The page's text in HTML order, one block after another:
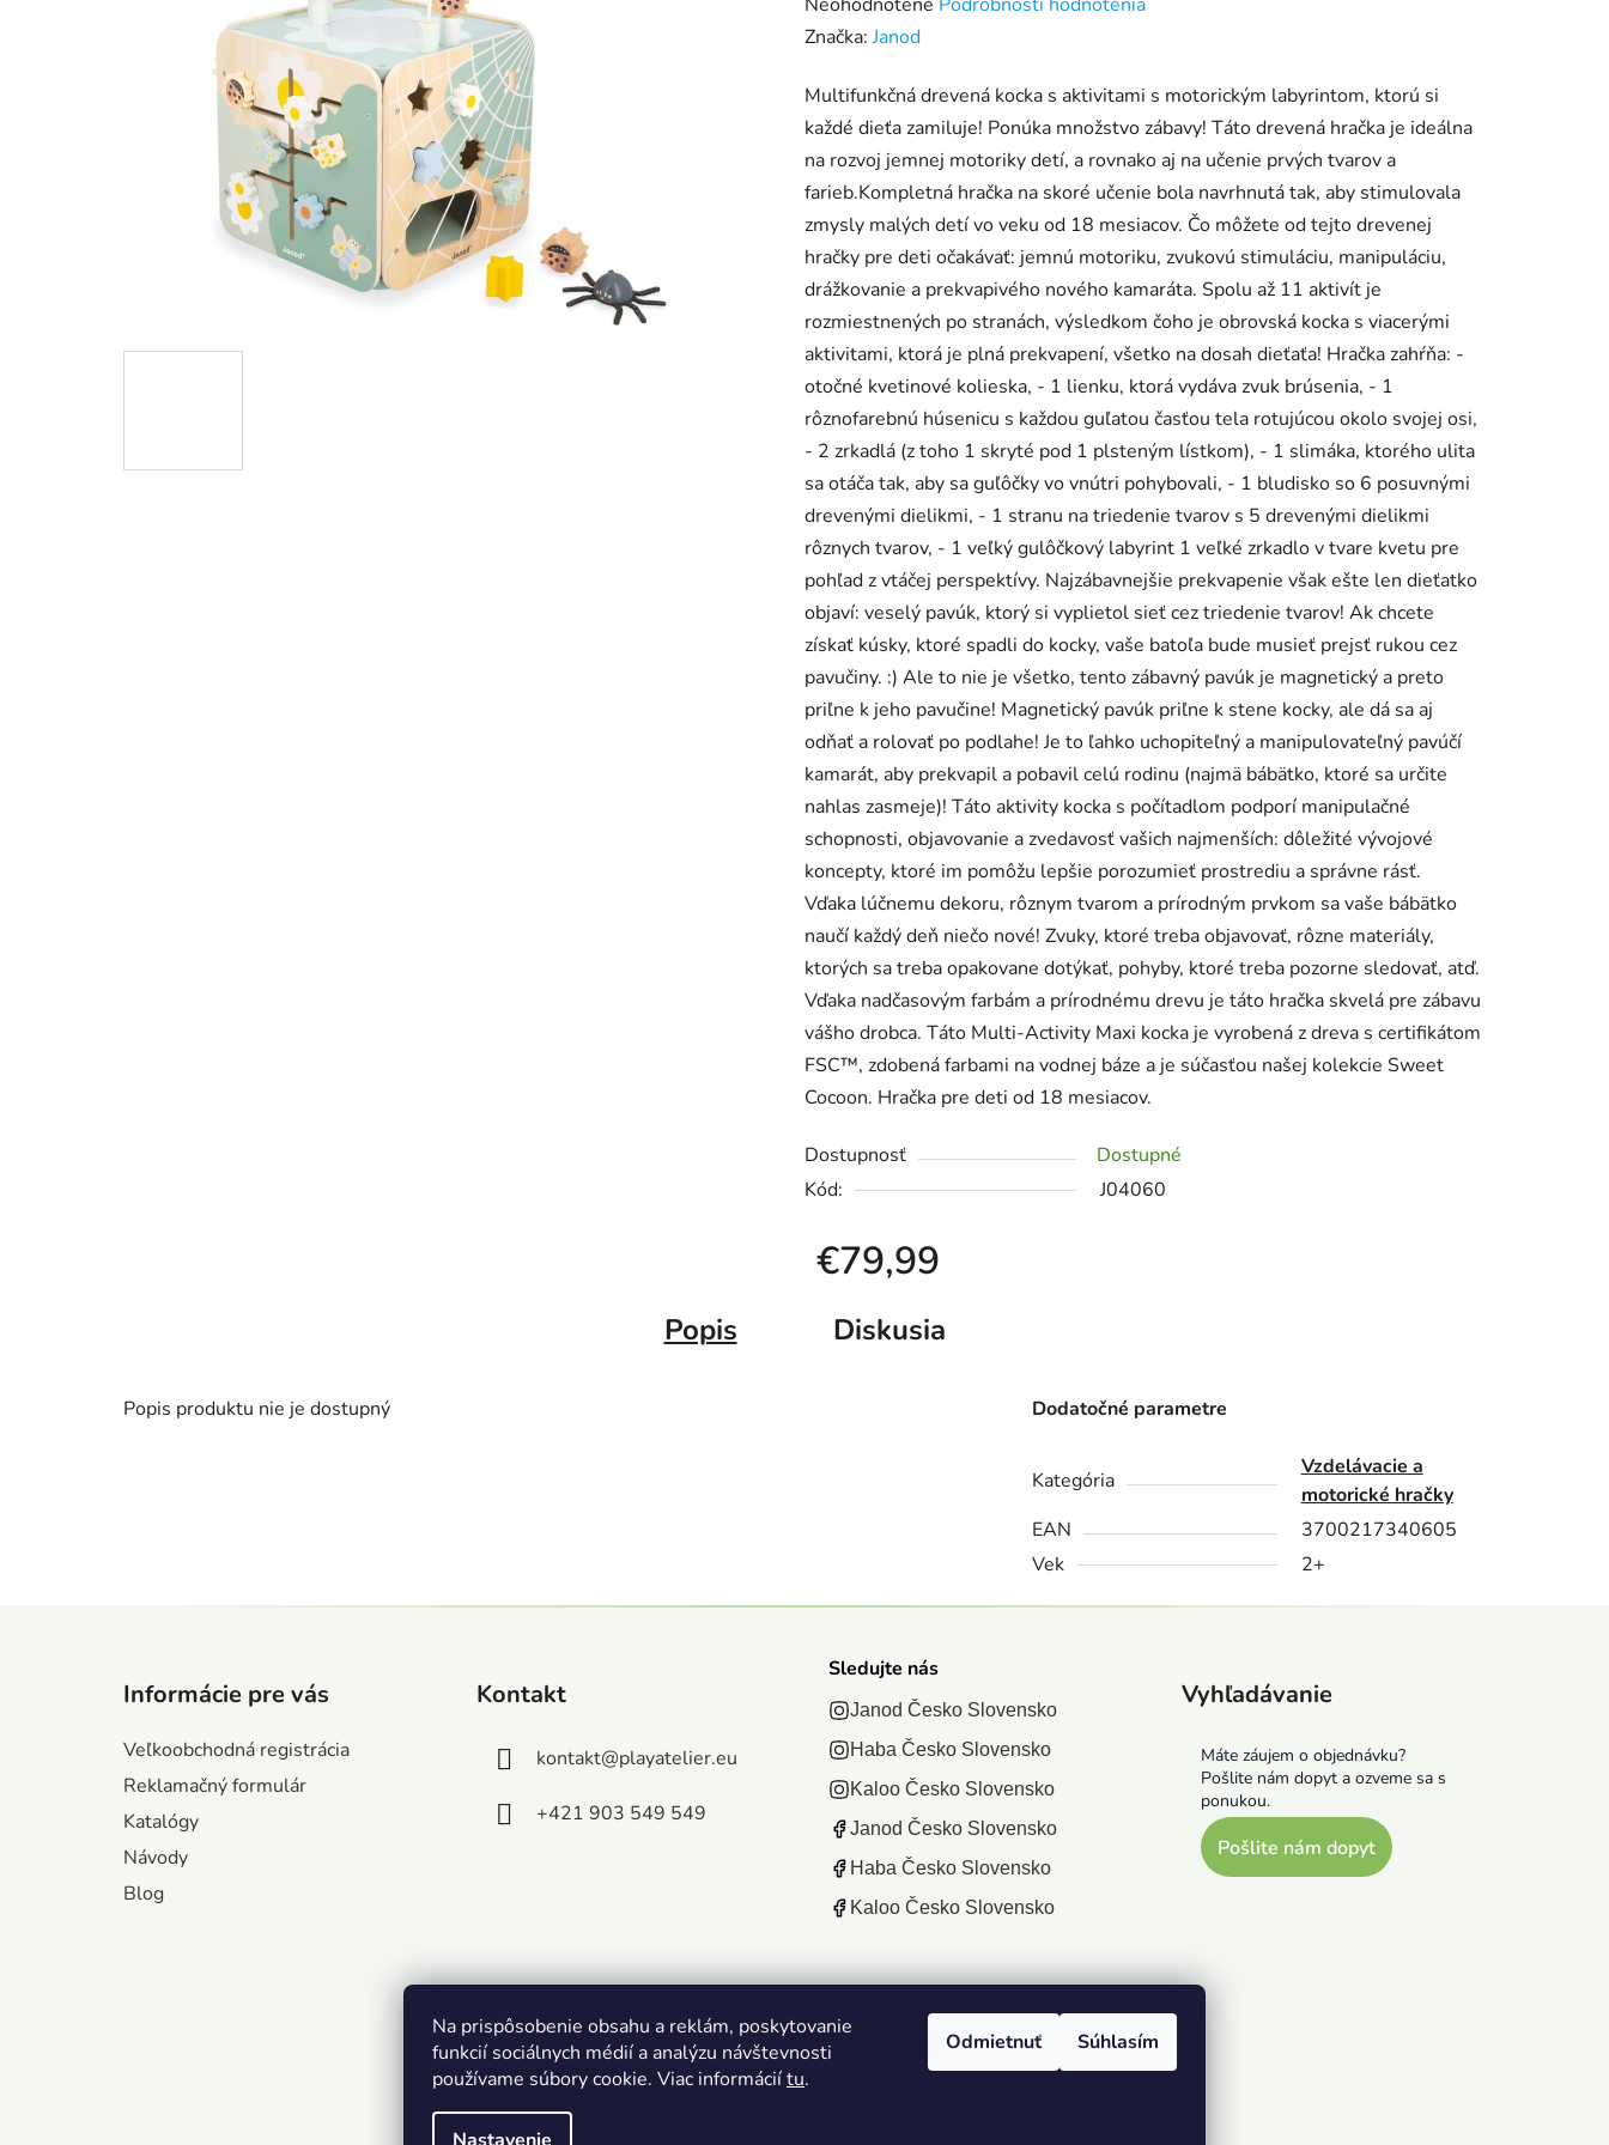
Na prispôsobenie obsahu a reklám, poskytovanie
funkcií sociálnych médií a analýzu návštevnosti
používame súbory cookie. Viac informáciítu.
Odmietnuť Súhlasím
hodnotenie
je
0,0
z
5
hviezdičiek.
Značka: Janod
Multifunkčná drevená kocka s aktivitami s motorickým labyrintom, ktorú si
každé dieťa zamiluje! Ponúka množstvo zábavy! Táto drevená hračka je ideálna
na rozvoj jemnej motoriky detí, a rovnako aj na učenie prvých tvarov a
farieb.Kompletná hračka na skoré učenie bola navrhnutá tak, aby stimulovala
zmysly malých detí vo veku od 18 mesiacov. Čo môžete od tejto drevenej
hračky pre deti očakávať: jemnú motoriku, zvukovú stimuláciu, manipuláciu,
drážkovanie a prekvapivého nového kamaráta. Spolu až 11 aktivít je
rozmiestnených po stranách, výsledkom čoho je obrovská kocka s viacerými
aktivitami, ktorá je plná prekvapení, všetko na dosah dieťaťa! Hračka zahŕňa: -
otočné kvetinové kolieska, - 1 lienku, ktorá vydáva zvuk brúsenia, - 1
rôznofarebnú húsenicu s každou guľatou časťou tela rotujúcou okolo svojej osi,
- 2 zrkadlá (z toho 1 skryté pod 1 plsteným lístkom), - 1 slimáka, ktorého ulita
sa otáča tak, aby sa guľôčky vo vnútri pohybovali, - 1 bludisko so 6 posuvnými
drevenými dielikmi, - 1 stranu na triedenie tvarov s 5 drevenými dielikmi
rôznych tvarov, - 1 veľký gulôčkový labyrint 1 veľké zrkadlo v tvare kvetu pre
pohľad z vtáčej perspektívy. Najzábavnejšie prekvapenie však ešte len dieťatko
objaví: veselý pavúk, ktorý si vyplietol sieť cez triedenie tvarov! Ak chcete
získať kúsky, ktoré spadli do kocky, vaše batoľa bude musieť prejsť rukou cez
pavučiny. :) Ale to nie je všetko, tento zábavný pavúk je magnetický a preto
priľne k jeho pavučine! Magnetický pavúk priľne k stene kocky, ale dá sa aj
odňať a rolovať po podlahe! Je to ľahko uchopiteľný a manipulovateľný pavúčí
kamarát, aby prekvapil a pobavil celú rodinu (najmä bábätko, ktoré sa určite
nahlas zasmeje)! Táto aktivity kocka s počítadlom podporí manipulačné
schopnosti, objavovanie a zvedavosť vašich najmenších: dôležité vývojové
koncepty, ktoré im pomôžu lepšie porozumieť prostrediu a správne rásť.
Vďaka lúčnemu dekoru, rôznym tvarom a prírodným prvkom sa vaše bábätko
naučí každý deň niečo nové! Zvuky, ktoré treba objavovať, rôzne materiály,
ktorých sa treba opakovane dotýkať, pohyby, ktoré treba pozorne sledovať, atď.
Vďaka nadčasovým farbám a prírodnému drevu je táto hračka skvelá pre zábavu
vášho drobca. Táto Multi-Activity Maxi kocka je vyrobená z dreva s certifikátom
FSC™, zdobená farbami na vodnej báze a je súčasťou našej kolekcie Sweet
Cocoon. Hračka pre deti od 18 mesiacov.
Dostupnosť
Dostupné
Kód:
J04060
€79,99
Popis Diskusia
Popis produktu nie je dostupný Dodatočné parametre
Kategória
Vzdelávacie a
motorické hračky
EAN
3700217340605
Vek
2+
Informácie pre vás
Veľkoobchodná registrácia
Reklamačný formulár
Katalógy
Návody
Blog
Kontakt
kontakt@playatelier.eu
+421 903 549 549
Sledujte nás
Janod Česko Slovensko
Haba Česko Slovensko
Kaloo Česko Slovensko
Janod Česko Slovensko
Haba Česko Slovensko
Kaloo Česko Slovensko
Vyhľadávanie
Máte záujem o objednávku?
Pošlite nám dopyt a ozveme sa s
ponukou.
Pošlite nám dopyt